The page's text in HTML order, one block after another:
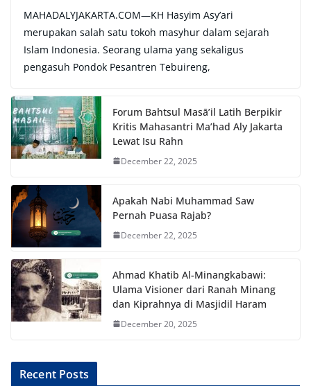
MAHADALYJAKARTA.COM—KH Hasyim Asy’ari
merupakan salah satu tokoh masyhur dalam sejarah
Islam Indonesia. Seorang ulama yang sekaligus
pengasuh Pondok Pesantren Tebuireng,
Forum Bahtsul Masā’il Latih Berpikir
Kritis Mahasantri Ma’had Aly Jakarta
Lewat Isu Rahn
December 22, 2025
Apakah Nabi Muhammad Saw
Pernah Puasa Rajab?
December 22, 2025
Ahmad Khatib Al-Minangkabawi:
Ulama Visioner dari Ranah Minang
dan Kiprahnya di Masjidil Haram
December 20, 2025
Recent Posts